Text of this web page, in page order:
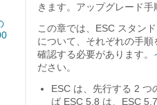
きます。アップグレード
この章では、ESC スタン
について、それぞれの手
確認する必要があります。
ださい。
ESC は、先行する 2 つ
ば ESC 5.8 は、ESC